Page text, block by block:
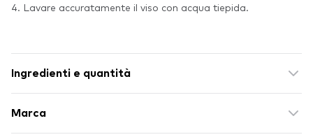
4. Lavare accuratamente il viso con acqua tiepida.
Ingredienti e quantità
Marca